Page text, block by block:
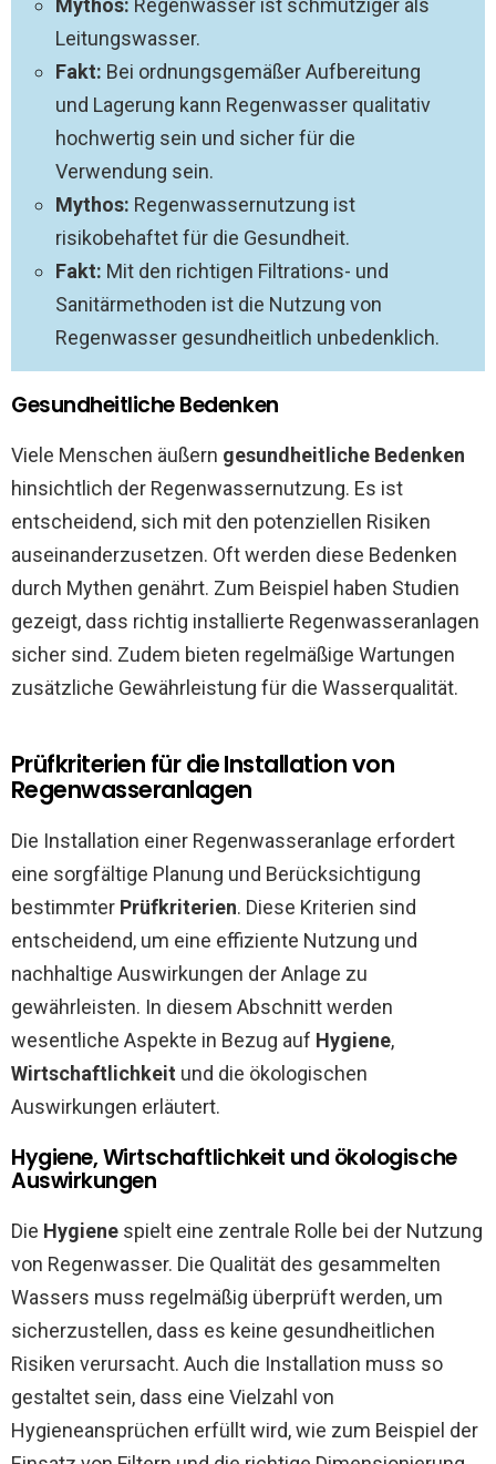
Mythos: Regenwasser ist schmutziger als
Leitungswasser.
Fakt: Bei ordnungsgemäßer Aufbereitung
und Lagerung kann Regenwasser qualitativ
hochwertig sein und sicher für die
Verwendung sein.
Mythos: Regenwassernutzung ist
risikobehaftet für die Gesundheit.
Fakt: Mit den richtigen Filtrations- und
Sanitärmethoden ist die Nutzung von
Regenwasser gesundheitlich unbedenklich.
Gesundheitliche Bedenken
Viele Menschen äußern gesundheitliche Bedenken
hinsichtlich der Regenwassernutzung. Es ist
entscheidend, sich mit den potenziellen Risiken
auseinanderzusetzen. Oft werden diese Bedenken
durch Mythen genährt. Zum Beispiel haben Studien
gezeigt, dass richtig installierte Regenwasseranlagen
sicher sind. Zudem bieten regelmäßige Wartungen
zusätzliche Gewährleistung für die Wasserqualität.
Prüfkriterien für die Installation von
Regenwasseranlagen
Die Installation einer Regenwasseranlage erfordert
eine sorgfältige Planung und Berücksichtigung
bestimmter Prüfkriterien. Diese Kriterien sind
entscheidend, um eine effiziente Nutzung und
nachhaltige Auswirkungen der Anlage zu
gewährleisten. In diesem Abschnitt werden
wesentliche Aspekte in Bezug auf Hygiene,
Wirtschaftlichkeit und die ökologischen
Auswirkungen erläutert.
Hygiene, Wirtschaftlichkeit und ökologische
Auswirkungen
Die Hygiene spielt eine zentrale Rolle bei der Nutzung
von Regenwasser. Die Qualität des gesammelten
Wassers muss regelmäßig überprüft werden, um
sicherzustellen, dass es keine gesundheitlichen
Risiken verursacht. Auch die Installation muss so
gestaltet sein, dass eine Vielzahl von
Hygieneansprüchen erfüllt wird, wie zum Beispiel der